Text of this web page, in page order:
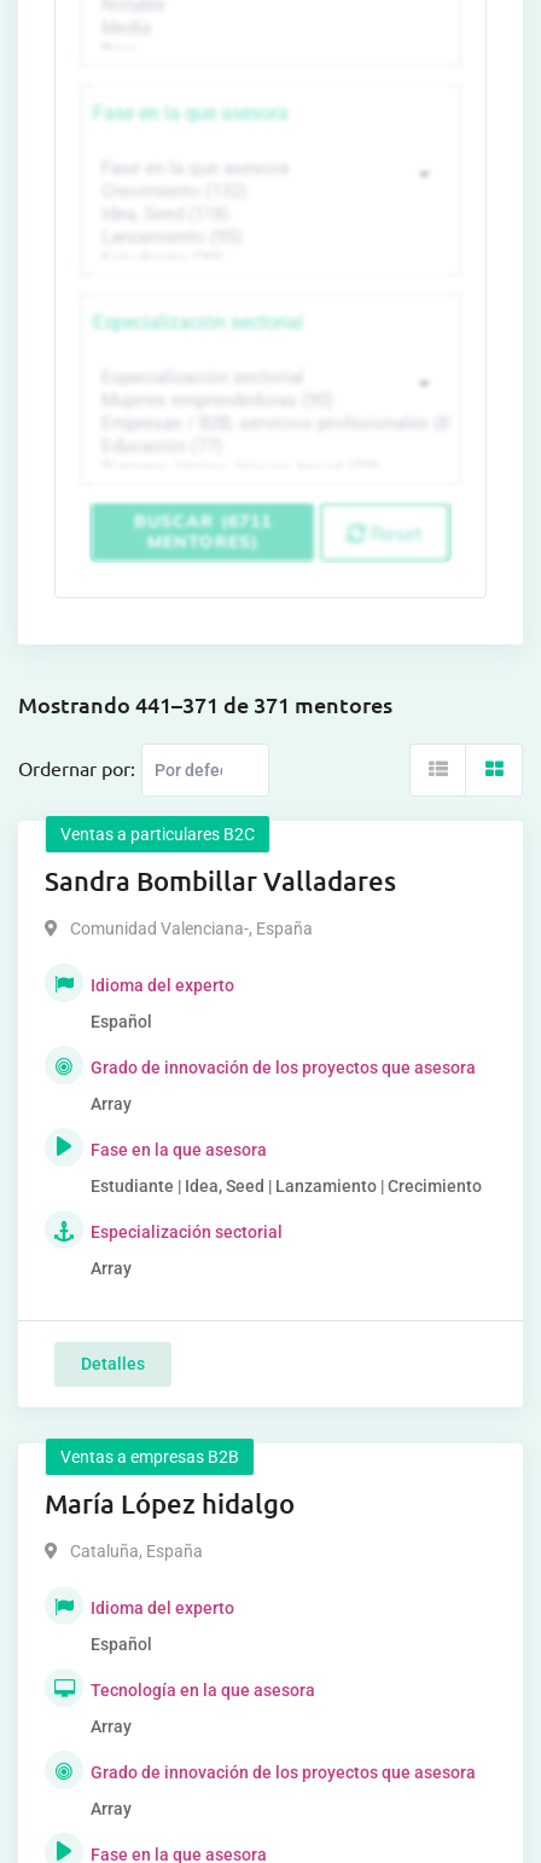
Fase en la que asesora
Especialización sectorial
BUSCAR (6711
MENTORES)
Reset
Mostrando 441–371 de 371 mentores
Ordernar por:
Ventas a particulares B2C
Sandra Bombillar Valladares
Comunidad Valenciana-, España
Idioma del experto
Español
Grado de innovación de los proyectos que asesora
Array
Fase en la que asesora
Estudiante | Idea, Seed | Lanzamiento | Crecimiento
Especialización sectorial
Array
Detalles
Ventas a empresas B2B
María López hidalgo
Cataluña, España
Idioma del experto
Español
Tecnología en la que asesora
Array
Grado de innovación de los proyectos que asesora
Array
Fase en la que asesora